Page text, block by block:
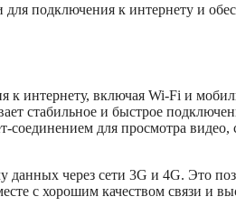
подключения к интернету и
к интернету, включая Wi-Fi и
стабильное и быстрое
соединением для просмотра
через сети 3G и 4G. Это
с хорошим качеством связи и